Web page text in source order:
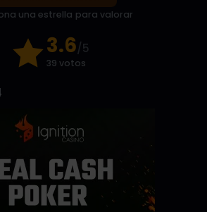
una estrella para valorar
3.6/5
39 votos